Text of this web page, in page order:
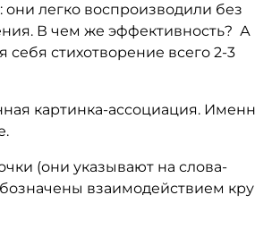
они легко воспроизводили без
В чем же эффективность? А
стихотворение всего 2-3
картинка-ассоциация.
(они указывают на слова-
взаимодействием